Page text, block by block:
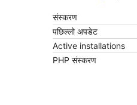
संस्करण
पछिल्लो अपडेट
Active installations
PHP संस्करण